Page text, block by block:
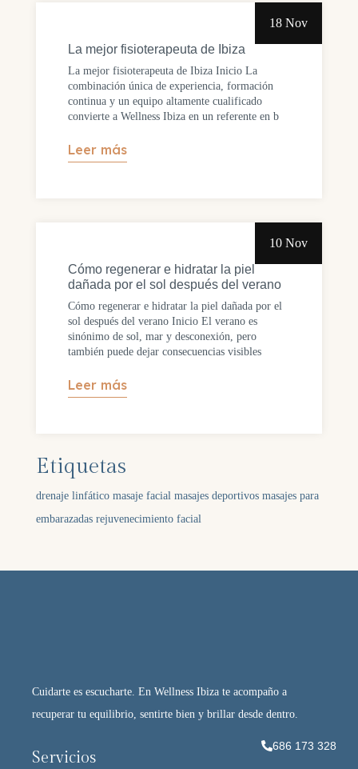
18 Nov
La mejor fisioterapeuta de Ibiza
La mejor fisioterapeuta de Ibiza Inicio La
combinación única de experiencia, formación
continua y un equipo altamente cualificado
convierte a Wellness Ibiza en un referente en b
Leer más
10 Nov
Cómo regenerar e hidratar la piel
dañada por el sol después del verano
Cómo regenerar e hidratar la piel dañada por el
sol después del verano Inicio El verano es
sinónimo de sol, mar y desconexión, pero
también puede dejar consecuencias visibles
Leer más
Etiquetas
drenaje linfático masaje facial masajes deportivos masajes para
embarazadas rejuvenecimiento facial
Cuidarte es escucharte. En Wellness Ibiza te acompaño a
recuperar tu equilibrio, sentirte bien y brillar desde dentro.
Servicios
686 173 328